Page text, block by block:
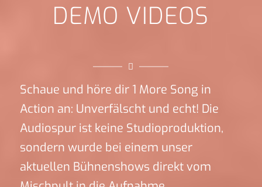
DEMO VIDEOS
Schaue und höre dir 1 More Song in
Action an: Unverfälscht und echt! Die
Audiospur ist keine Studioproduktion,
sondern wurde bei einem unser
aktuellen Bühnenshows direkt vom